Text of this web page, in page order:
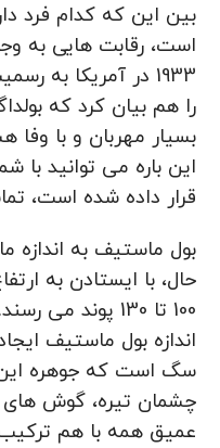
بین این که کدام فرد
است، رقابت هایی به
1933 در آمریکا به
را هم بیان کرد که
بسیار مهربان و با وفا
این باره می توانید
قرار داده شده است،
بول ماستیف به اندازه
100 تا 130 پوند
اندازه بول ماستیف
سگ است که جوهره این
عمیق همه با هم ترکیب